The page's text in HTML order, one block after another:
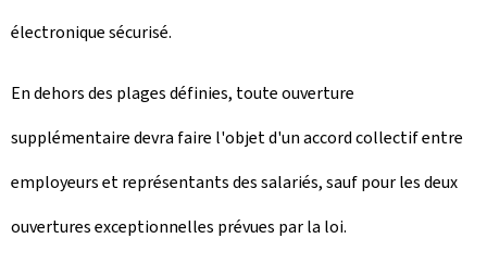
électronique sécurisé.
En dehors des plages définies, toute ouverture
supplémentaire devra faire l'objet d'un accord collectif entre
employeurs et représentants des salariés, sauf pour les deux
ouvertures exceptionnelles prévues par la loi.